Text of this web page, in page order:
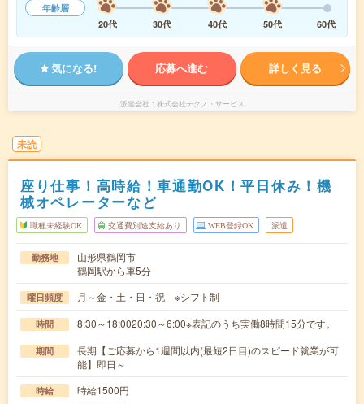
年齢層
20代
30代 40代 50代 60代
気になる! 応募へ進む 詳しく見る
派遣会社 株式会社テクノ・サービス
未読
座り仕事！高時給！車通勤OK！平日休み！機
械オペレーターなど
職種未経験OK 交通費別途支給あり WEB登録OK 派遣
勤務地
山形県鶴岡市
鶴岡駅から車5分
曜日頻度 月～金・土・日・祝 ※シフト制
時間 8:30～18:0020:30～6:00※表記のうち実働8時間15分です。
期間
長期【ご応募から1週間以内(最短2日目)のスピード就業が可
能】即日～
時給 時給1500円